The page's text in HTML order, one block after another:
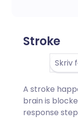
Stroke
A stroke
brain is
response